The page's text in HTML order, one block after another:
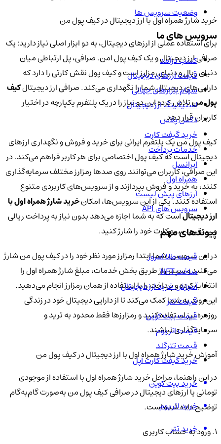
خرید شارژ همراه اول با ارز دیجیتال در کیف پول من
برای استفاده عملی از ارزهای دیجیتال، به دو ابزار اصلی نیاز دارید: یک
صرافی ارز دیجیتال و یک کیف پول امن. صرافی، پل ارتباطی میان
دنیای ریال و دنیای رمزارز است و کیف پول نقش کارتی را دارد که
دارایی‌های دیجیتال شما را نگهداری می‌کند. صرافی ارز دیجیتالکیف
پول منتلاش کرده این دو نیاز را در یک پلتفرم یکپارچه در اختیار
کاربران قرار دهد.
کیف پول من یک پلتفرم ایرانی برای خرید و فروش و نگهداری ارزهای
دیجیتال است که کیف پول اختصاصی برای هر کاربر فراهم می‌کند. در
این صرافی، کاربران می‌توانند روی صدها رمزارز مختلف سرمایه‌گذاری
کنند، به خرید و فروش بپردازند و از سرویس‌های کاربردی متنوع
استفاده کنند. یکی از این سرویس‌ها، امکانخرید شارژ همراه اول با
ارز دیجیتالاست که به شما اجازه می‌دهد بدون نیاز به پرداخت ریالی
مستقیم، سیم‌کارت خود را شارژ کنید.
در این سرویس، شما ابتدا رمزارز مورد نظر خود را در کیف پول من شارژ
می‌کنید و سپس از طریق بخش خدمات، مبلغ شارژ همراه اول را
انتخاب کرده و پرداخت را با استفاده از همان رمزارز انجام می‌دهید.
این روند به شما کمک می‌کند تا از دارایی دیجیتال خود در زندگی
روزمره نیز استفاده کنید و رمزارزها فقط محدود به ترید و
سرمایه‌گذاری نباشند.
آموزش خرید شارژ همراه اول با ارز دیجیتال در کیف پول من
در این راهنما، مراحل خرید شارژ همراه اول با استفاده از موجودی
تومانی یا ارزهای دیجیتال در صرافی کیف پول من به‌صورت گام‌به‌گام
توضیح داده شده است.
وضعیت سرویس ها
سرویس های ما
کسب درآمد
قیمت ارزهای دیجیتال
سهام بازارهای جهانی
استیکینگ ارز دیجیتال
دکس پلاس
خرید گیفت کارت
خدمات پرداخت
ایرانسل
همراه اول
ارزهای پیش لیست
سرویس های API
پیوندهای مهم
قیمت طلا امروز
ساخت NFT
آموزش خرید ارز دیجیتال
قیمت تتر
قیمت بیت کوین
قیمت اتریوم
قیمت تترگلد
خرید گیفت کارت اپل
خرید بیت کوین
خرید اتریوم
خرید تتر